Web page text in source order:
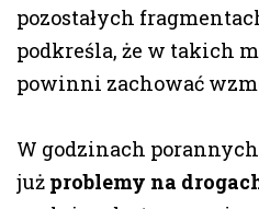
pozostałych
podkreśla, że w takich
powinni zachować
W godzinach
już problemy na